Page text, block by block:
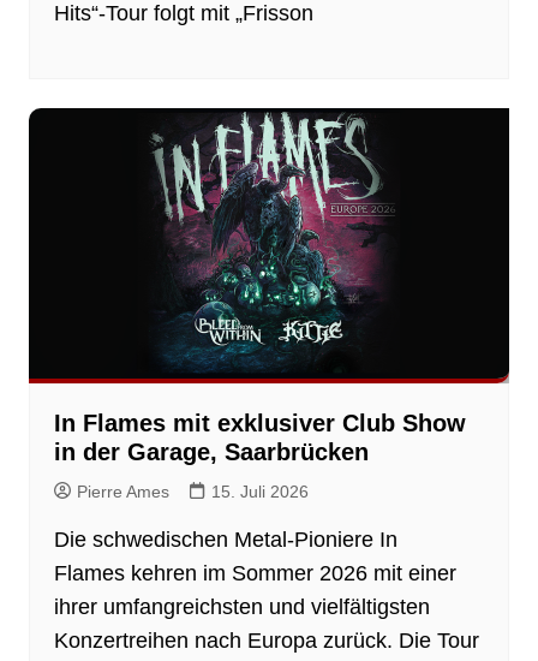
Hits“-Tour folgt mit „Frisson
In Flames mit exklusiver Club Show
in der Garage, Saarbrücken
Pierre Ames 15. Juli 2026
Die schwedischen Metal-Pioniere In
Flames kehren im Sommer 2026 mit einer
ihrer umfangreichsten und vielfältigsten
Konzertreihen nach Europa zurück. Die Tour